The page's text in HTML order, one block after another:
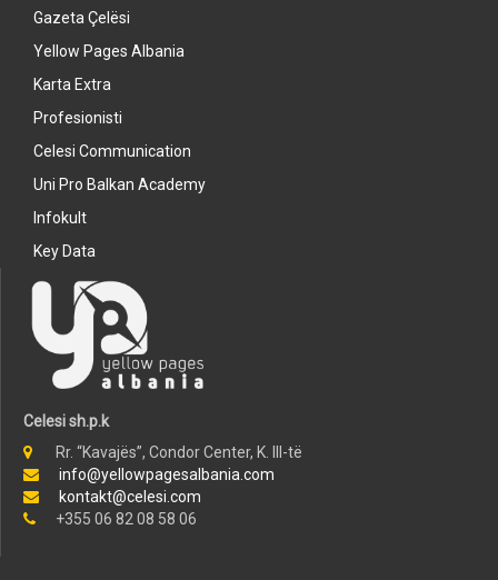
Gazeta Çelësi
Yellow Pages Albania
Karta Extra
Profesionisti
Celesi Communication
Uni Pro Balkan Academy
Infokult
Key Data
Celesi sh.p.k
Rr. “Kavajës”, Condor Center, K. III-të
info@yellowpagesalbania.com
kontakt@celesi.com
+355 06 82 08 58 06